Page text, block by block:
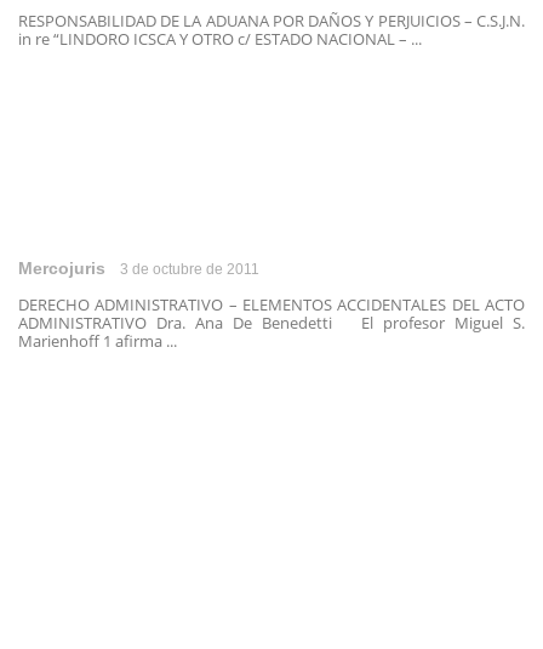
RESPONSABILIDAD DE LA ADUANA POR DAÑOS Y PERJUICIOS – C.S.J.N.
in re “LINDORO ICSCA Y OTRO c/ ESTADO NACIONAL – ...
Mercojuris 3 de octubre de 2011
DERECHO ADMINISTRATIVO – ELEMENTOS ACCIDENTALES DEL ACTO
ADMINISTRATIVO Dra. Ana De Benedetti El profesor Miguel S.
Marienhoff 1 afirma ...